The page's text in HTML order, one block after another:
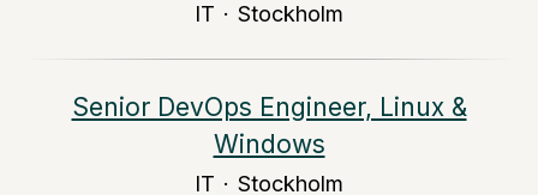
IT · Stockholm
Senior DevOps Engineer, Linux &
Windows
IT · Stockholm